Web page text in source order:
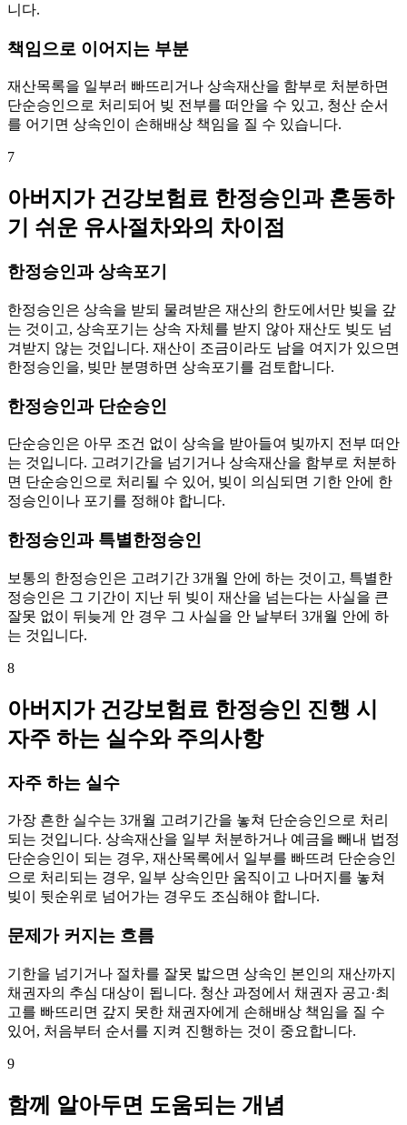
니다.
책임으로 이어지는 부분
재산목록을 일부러 빠뜨리거나 상속재산을 함부로 처분하면
단순승인으로 처리되어 빚 전부를 떠안을 수 있고, 청산 순서
를 어기면 상속인이 손해배상 책임을 질 수 있습니다.
7
아버지가 건강보험료 한정승인과 혼동하
기 쉬운 유사절차와의 차이점
한정승인과 상속포기
한정승인은 상속을 받되 물려받은 재산의 한도에서만 빚을 갚
는 것이고, 상속포기는 상속 자체를 받지 않아 재산도 빚도 넘
겨받지 않는 것입니다. 재산이 조금이라도 남을 여지가 있으면
한정승인을, 빚만 분명하면 상속포기를 검토합니다.
한정승인과 단순승인
단순승인은 아무 조건 없이 상속을 받아들여 빚까지 전부 떠안
는 것입니다. 고려기간을 넘기거나 상속재산을 함부로 처분하
면 단순승인으로 처리될 수 있어, 빚이 의심되면 기한 안에 한
정승인이나 포기를 정해야 합니다.
한정승인과 특별한정승인
보통의 한정승인은 고려기간 3개월 안에 하는 것이고, 특별한
정승인은 그 기간이 지난 뒤 빚이 재산을 넘는다는 사실을 큰
잘못 없이 뒤늦게 안 경우 그 사실을 안 날부터 3개월 안에 하
는 것입니다.
8
아버지가 건강보험료 한정승인 진행 시
자주 하는 실수와 주의사항
자주 하는 실수
가장 흔한 실수는 3개월 고려기간을 놓쳐 단순승인으로 처리
되는 것입니다. 상속재산을 일부 처분하거나 예금을 빼내 법정
단순승인이 되는 경우, 재산목록에서 일부를 빠뜨려 단순승인
으로 처리되는 경우, 일부 상속인만 움직이고 나머지를 놓쳐
빚이 뒷순위로 넘어가는 경우도 조심해야 합니다.
문제가 커지는 흐름
기한을 넘기거나 절차를 잘못 밟으면 상속인 본인의 재산까지
채권자의 추심 대상이 됩니다. 청산 과정에서 채권자 공고·최
고를 빠뜨리면 갚지 못한 채권자에게 손해배상 책임을 질 수
있어, 처음부터 순서를 지켜 진행하는 것이 중요합니다.
9
함께 알아두면 도움되는 개념